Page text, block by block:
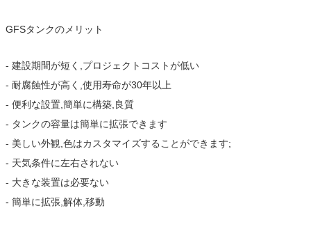
GFSタンクのメリット
- 建設期間が短く,プロジェクトコストが低い
- 耐腐蝕性が高く,使用寿命が30年以上
- 便利な設置,簡単に構築,良質
- タンクの容量は簡単に拡張できます
- 美しい外観,色はカスタマイズすることができます;
- 天気条件に左右されない
- 大きな装置は必要ない
- 簡単に拡張,解体,移動